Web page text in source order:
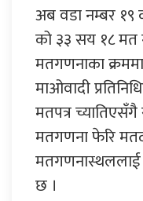
अब वडा नम्बर
को ३३ सय १८ मत
मतगणनाका
माओवादी
मतपत्र
मतगणना फेरि
मतगणनास्थललाई
छ ।